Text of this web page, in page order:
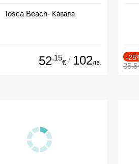
Tosca Beach- Кавала
52.15
€ / 102лв.
-